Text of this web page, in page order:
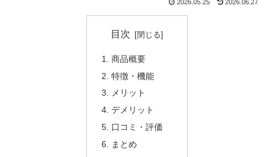
2026.05.25 2026.06.27
目次
商品概要
特徴・機能
メリット
デメリット
口コミ・評価
まとめ